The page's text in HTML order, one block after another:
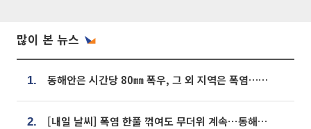
많이 본 뉴스
1. 동해안은 시간당 80㎜ 폭우, 그 외 지역은 폭염…‘극과 극 날씨’
2. [내일 날씨] 폭염 한풀 꺾여도 무더위 계속⋯동해안 이틀 연속 비